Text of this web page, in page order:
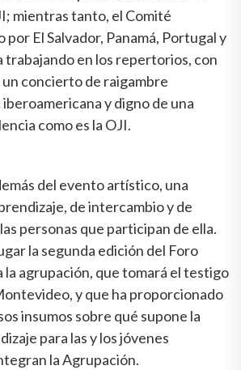
mientras tanto, el Comité
El Salvador, Panamá, Portugal y
trabajando en los repertorios, con
concierto de raigambre
y digno de una
como es la OJI.
del evento artístico, una
de intercambio y de
personas que participan de ella.
la segunda edición del Foro
la agrupación, que tomará el testigo
y que ha proporcionado
insumos sobre qué supone la
para las y los jóvenes
la Agrupación.